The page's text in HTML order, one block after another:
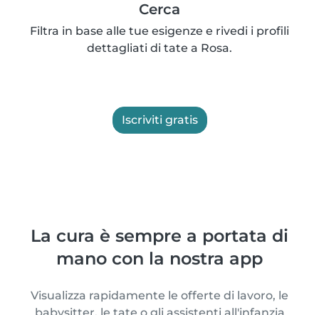
Cerca
Filtra in base alle tue esigenze e rivedi i profili
dettagliati di tate a Rosa.
Iscriviti gratis
La cura è sempre a portata di
mano con la nostra app
Visualizza rapidamente le offerte di lavoro, le